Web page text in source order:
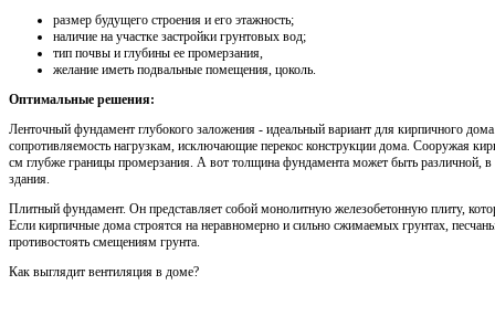
размер будущего строения и его этажность;
наличие на участке застройки грунтовых вод;
тип почвы и глубины ее промерзания,
желание иметь подвальные помещения, цоколь.
Оптимальные решения:
Ленточный фундамент глубокого заложения - идеальный вариант для кирпичного
сопротивляемость нагрузкам, исключающие перекос конструкции дома. Сооружая
см глубже границы промерзания. А вот толщина фундамента может быть различной,
здания.
Плитный фундамент. Он представляет собой монолитную железобетонную плиту,
Если кирпичные дома строятся на неравномерно и сильно сжимаемых грунтах,
противостоять смещениям грунта.
Как выглядит вентиляция в доме?